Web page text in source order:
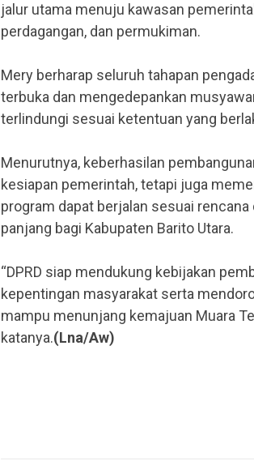
jalur utama menuju kawasan
perdagangan, dan permukiman.
Mery berharap seluruh tahapan
terbuka dan mengedepankan
terlindungi sesuai ketentuan yang
Menurutnya, keberhasilan
kesiapan pemerintah, tetapi juga
program dapat berjalan sesuai
panjang bagi Kabupaten Barito Utara.
“DPRD siap mendukung kebijakan
kepentingan masyarakat serta
mampu menunjang kemajuan Muara
katanya.(Lna/Aw)